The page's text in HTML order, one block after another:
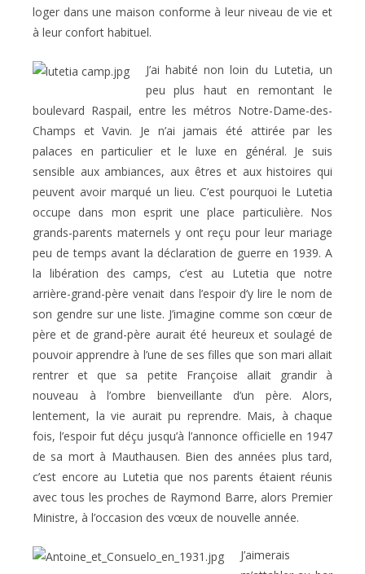
loger dans une maison conforme à leur niveau de vie et
à leur confort habituel.
J’ai habité non loin du Lutetia, un
peu plus haut en remontant le
boulevard Raspail, entre les métros Notre-Dame-des-
Champs et Vavin. Je n’ai jamais été attirée par les
palaces en particulier et le luxe en général. Je suis
sensible aux ambiances, aux êtres et aux histoires qui
peuvent avoir marqué un lieu. C’est pourquoi le Lutetia
occupe dans mon esprit une place particulière. Nos
grands-parents maternels y ont reçu pour leur mariage
peu de temps avant la déclaration de guerre en 1939. A
la libération des camps, c’est au Lutetia que notre
arrière-grand-père venait dans l’espoir d’y lire le nom de
son gendre sur une liste. J’imagine comme son cœur de
père et de grand-père aurait été heureux et soulagé de
pouvoir apprendre à l’une de ses filles que son mari allait
rentrer et que sa petite Françoise allait grandir à
nouveau à l’ombre bienveillante d’un père. Alors,
lentement, la vie aurait pu reprendre. Mais, à chaque
fois, l’espoir fut déçu jusqu’à l’annonce officielle en 1947
de sa mort à Mauthausen. Bien des années plus tard,
c’est encore au Lutetia que nos parents étaient réunis
avec tous les proches de Raymond Barre, alors Premier
Ministre, à l’occasion des vœux de nouvelle année.
J’aimerais